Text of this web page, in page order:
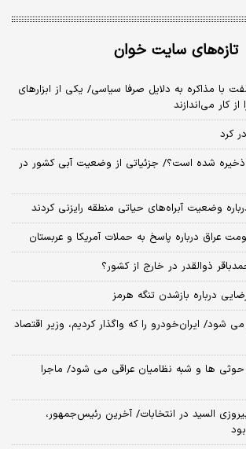
تازه‌های سایت خوان
با مذاکره به دلایل صرفا سیاسی/ یکی از ابزارهای
کار می‌اندازند
کرد
شده است؟/ جزئیاتی از وضعیت آبی کشور در
وضعیت آبراه‌های حیاتی منطقه رایزنی کردند
عراق درباره پاسخ به حملات آمریکا و عربستان
ذوالقدر در خارج از کشور؟
درباره بازشدن تنگه هرمز
می شود/ ایران‌خودرو را که واگذار کردیم، وزیر اقتصاد
حوثی ها و شبه نظامیان عراقی می شود/ ماجرا
السید در انتخابات/ آخرین رئیس‌جمهور،